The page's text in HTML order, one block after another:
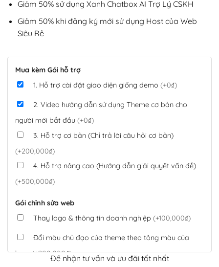
Giảm 50% sử dụng Xanh Chatbox AI Trợ Lý CSKH
Giảm 50% khi đăng ký mới sử dụng Host của Web
Siêu Rẻ
Mua kèm Gói hỗ trợ
1. Hỗ trợ cài đặt giao diện giống demo (+0₫)
2. Video hướng dẫn sử dụng Theme cơ bản cho
người mới bắt đầu (+0₫)
3. Hỗ trợ cơ bản (Chỉ trả lời câu hỏi cơ bản)
(+200,000₫)
4. Hỗ trợ nâng cao (Hướng dẫn giải quyết vấn đề)
(+500,000₫)
Gói chỉnh sửa web
Thay logo & thông tin doanh nghiệp (+100,000₫)
Đổi màu chủ đạo của theme theo tông màu của
logo(+200,000₫)
Để nhận tư vấn và ưu đãi tốt nhất